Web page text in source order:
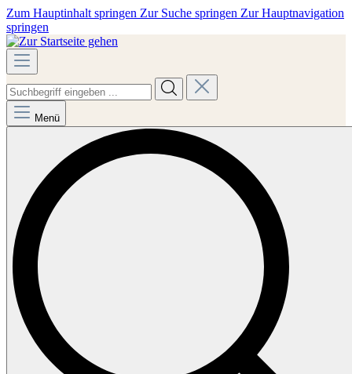
Zum Hauptinhalt springen Zur Suche springen Zur Hauptnavigation
springen
Menü